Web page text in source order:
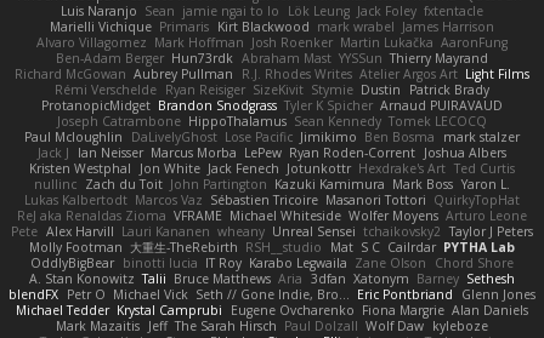
Luis Naranjo Sean jamie ngai to lo Lök Leung Jack Foley fxtentacle
Marielli Vichique Primaris Kirt Blackwood mark wrabel James Harrison
Alvaro Villagomez Mark Hoffman Josh Roenker Martin Lukačka AaronFung
Ben-Adam Berger Hun73rdk Abraham Mast YYSSun Thierry Mayrand
Richard McGowan Aubrey Pullman R.J. Rhodes Writes Atelier Argos Art Light Films
Rémi Verschelde Ryan Reisiger SizeKivit Stymie Dustin
Patrick Brady
ProtanopicMidget Brandon Snodgrass Tyler K Spicher Arnaud PUIRAVAUD
Joseph Catrambone HippoThalamus Sean Kennedy Tomek LECOCQ
Paul Mcloughlin
DaLivelyGhost Lose Pacific Jimikimo Ben Bosma
mark stalzer
Jack J
Ian Neisser Marcus Morba LePew Ryan Roden-Corrent Joshua Albers
Kristen Westphal
Jon White Jack Fenech Jotunkottr Hexdrake's Art Ted Curtis
nullinc Zach du Toit John Partington Kazuki Kamimura Mark Boss Yaron L.
Lukas Kalbertodt Marcos Vaz Sébastien Tricoire Masanori Tottori QuirkyTopHat
ReJ aka Renaldas Zioma VFRAME Michael Whiteside Wolfer Moyens Arturo Leone
Pete Alex Harvill Lauri Kananen wheany Unreal Sensei tchaikovsky2 Taylor J Peters
Molly Footman 大重生-TheRebirth RSH__studio Mat S C Cailrdar PYTHA Lab
OddlyBigBear binotti lucia IT Roy Karabo Legwaila Zane Olson
Chord Shore
A. Stan Konowitz Talii Bruce Matthews Aria 3dfan Xatonym Barney Sethesh
blendFX Petr O Michael Vick Seth // Gone Indie, Bro... Eric Pontbriand
Glenn Jones
Michael Tedder Krystal Camprubi Eugene Ovcharenko Fiona Margrie Alan Daniels
Mark Mazaitis Jeff The Sarah Hirsch Paul Dolzall Wolf Daw kyleboze